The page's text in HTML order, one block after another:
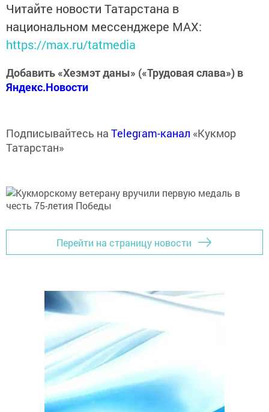
Читайте новости Татарстана в
национальном мессенджере MАХ:
https://max.ru/tatmedia
Добавить «Хезмэт даны» («Трудовая слава») в
Яндекс.Новости
Подписывайтесь на Telegram-канал «Кукмор
Татарстан»
Перейти на страницу новости